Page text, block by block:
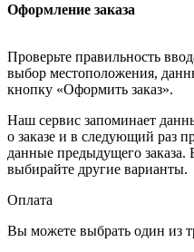
Оформление заказа
Проверьте правильность
выбор местоположения,
кнопку «Оформить заказ».
Наш сервис запоминает
о заказе и в следующий раз
данные предыдущего заказа.
выбирайте другие варианты.
Оплата
Вы можете выбрать один из